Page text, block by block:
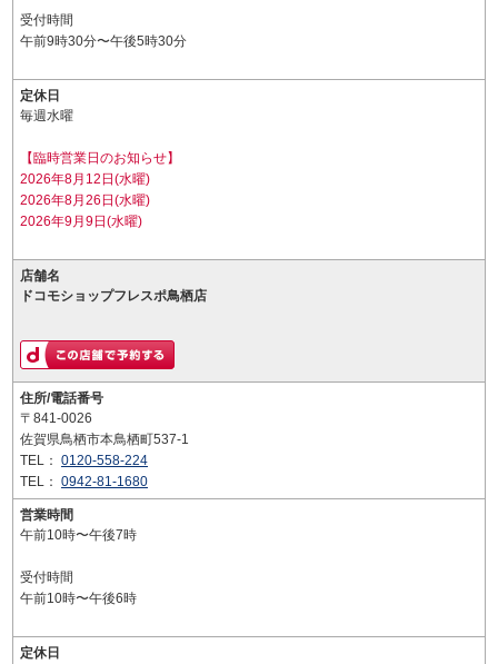
受付時間
午前9時30分〜午後5時30分
定休日
毎週水曜
【臨時営業日のお知らせ】
2026年8月12日(水曜)
2026年8月26日(水曜)
2026年9月9日(水曜)
店舗名
ドコモショップフレスポ鳥栖店
住所/電話番号
〒841-0026
佐賀県鳥栖市本鳥栖町537-1
TEL： 0120-558-224
TEL： 0942-81-1680
営業時間
午前10時〜午後7時
受付時間
午前10時〜午後6時
定休日